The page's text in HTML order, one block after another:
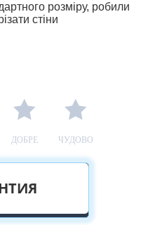
розміру, робили
стіни
ДОБРЕ ЧУДОВО